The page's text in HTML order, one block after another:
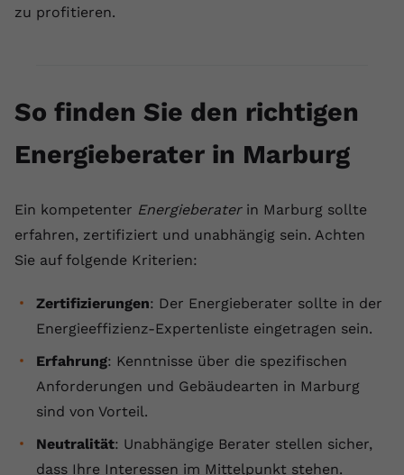
zu profitieren.
So finden Sie den richtigen
Energieberater in Marburg
Ein kompetenter Energieberaterin Marburg sollte
erfahren, zertifiziert und unabhängig sein. Achten
Sie auf folgende Kriterien:
Zertifizierungen: Der Energieberater sollte in der
Energieeffizienz-Expertenliste eingetragen sein.
Erfahrung: Kenntnisse über die spezifischen
Anforderungen und Gebäudearten in Marburg
sind von Vorteil.
Neutralität: Unabhängige Berater stellen sicher,
dass Ihre Interessen im Mittelpunkt stehen.